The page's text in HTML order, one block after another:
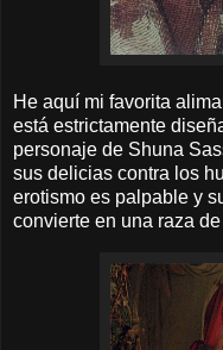
He aquí mi favorita
está estrictamente
personaje de Shuna
sus delicias contra los
erotismo es palpable y
convierte en una raza